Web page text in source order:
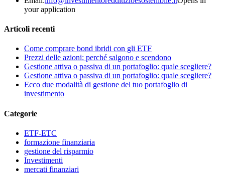
your application
Articoli recenti
Come comprare bond ibridi con gli ETF
Prezzi delle azioni: perché salgono e scendono
Gestione attiva o passiva di un portafoglio: quale scegliere?
Gestione attiva o passiva di un portafoglio: quale scegliere?
Ecco due modalità di gestione del tuo portafoglio di
investimento
Categorie
ETF-ETC
formazione finanziaria
gestione del risparmio
Investimenti
mercati finanziari